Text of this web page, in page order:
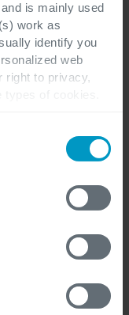
is mainly used
work as
identify you
web
right to privacy,
be aware that
may be impacted
en begrijp dat
verwerkt om te
contact met mij
informatie of